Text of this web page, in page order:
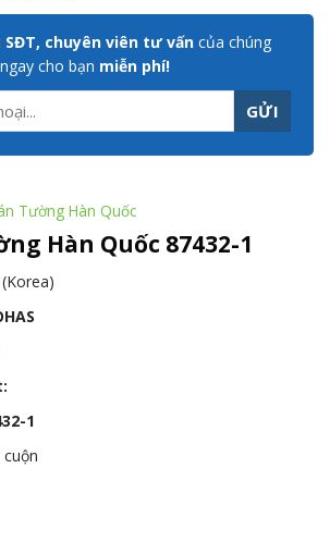
SĐT, chuyên viên tư vấn của chúng
cho bạn miễn phí!
Tường Hàn Quốc
Hàn Quốc 87432-1
1